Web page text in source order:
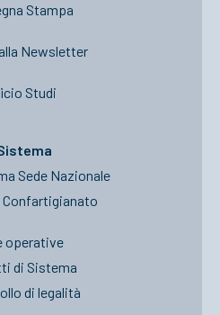
Stampa
Newsletter
Studi
Sede Nazionale
Confartigianato
operative
di Sistema
di legalità